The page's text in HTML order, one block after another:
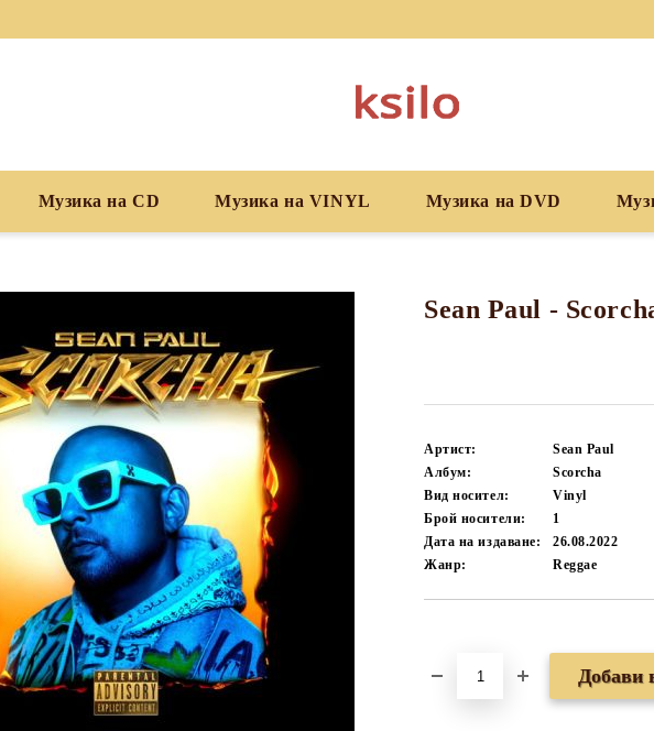
Музика на CD Музика на VINYL Музика на DVD
Sean Paul -
Артист:
Sean Paul
Албум:
Scorcha
Вид носител:
Vinyl
Брой носители:
1
Дата на издаване:
26.08.2022
Жанр:
Reggae